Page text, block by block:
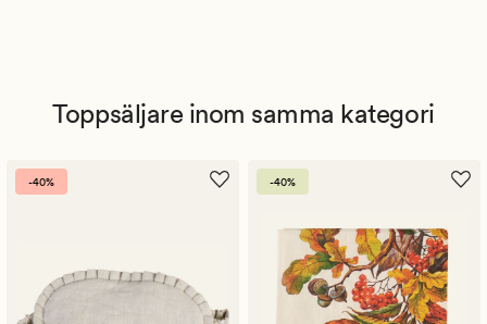
Toppsäljare inom samma kategori
-40% -40%